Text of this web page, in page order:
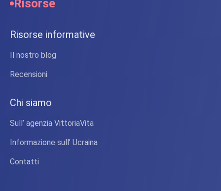
Risorse
Risorse informative
Il nostro blog
Recensioni
Chi siamo
Sull’ agenzia VittoriaVita
Informazione sull’ Ucraina
Contatti